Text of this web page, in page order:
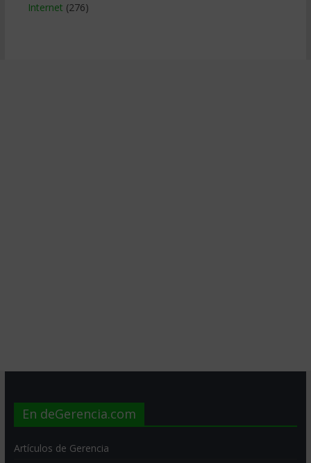
Internet (276)
En deGerencia.com
Artículos de Gerencia